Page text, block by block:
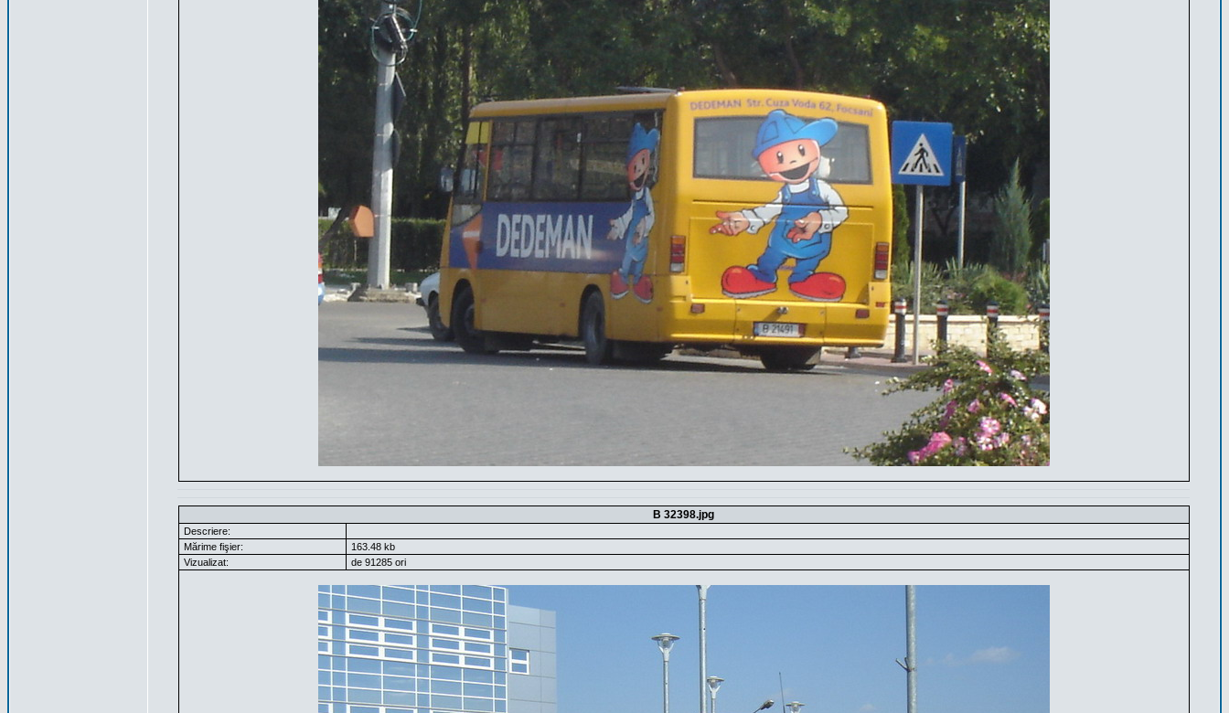
B 32398.jpg
Descriere:
Mărime fişier:
163.48 kb
Vizualizat:
de 91285 ori